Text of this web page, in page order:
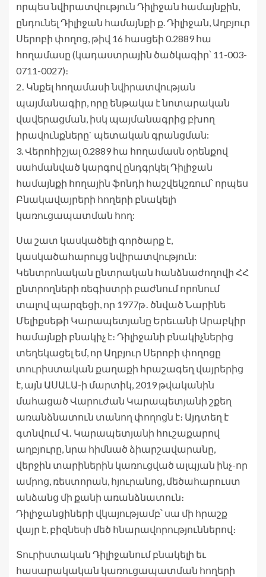
որպես նվիրատվություն Դիլիջան համայնքին,
ընդունել Դիլիջան համայնքի ք. Դիլիջան, Աղբյուր
Սերոբի փողոց, թիվ 16 հասցեի 0.2889 հա
հողամասը (կադաստրային ծածկագիր՝ 11-003-
0711-0027)։
2․ Կնքել հողամասի նվիրատվության
պայմանագիր, որը ենթակա է նոտարական
վավերացման, իսկ պայմանագրից բխող
իրավունքները` պետական գրանցման:
3. Վերոհիշյալ 0.2889 հա հողամասն օրենքով
սահմանված կարգով ընդգրկել Դիլիջան
համայնքի հողային ֆոնդի հաշվեկշռում՝ որպես
Բնակավայրերի հողերի բնակելի
կառուցապատման հող:
Սա շատ կասկածելի գործարք է,
կասկածահարույց նվիրատվություն:
Կենտրոնական ընտրական հանձնաժողովի ՀՀ
ընտրողների ռեգիստրի բաժնում որոնում
տալով պարզեցի, որ 1977թ․ ծնված Նարինե
Մելիքսեթի Կարապետյանը Երեւանի Արաբկիր
համայնքի բնակիչ է։ Դիլիջանի բնակիչներից
տեղեկացել եմ, որ Աղբյուր Սերոբի փողոցը
տուրիստական քաղաքի հրաշագեղ վայրերից
է, այն ԱՍԱԼԱ-ի մարտիկ, 2019 թվականին
մահացած Վարուժան Կարապետյանի շքեղ
առանձնատուն տանող փողոցն է։ Այդտեղ է
գտնվում Վ․ Կարապետյանի հուշաքարով
աղբյուրը, նրա հիմնած ձիարշավարանը,
վերջին տարիներին կառուցված ալպյան ինչ-որ
ամրոց, ռեստորան, հյուրանոց, մեծահարուստ
անձանց մի քանի առանձնատուն։
Դիլիջանցիների վկայությամբ՝ սա մի հրաշք
վայր է, բիզնեսի մեծ հնարավորություններով։
Տուրիստական Դիլիջանում բնակելի եւ
հասարակական կառուցապատման հողերի